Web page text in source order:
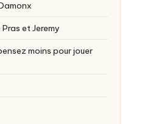
et Jeremy
moins pour jouer